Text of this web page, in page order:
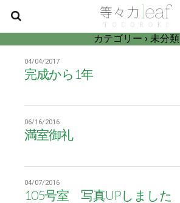
カテゴリー › 未分類
04/04/2017
完成から1年
06/16/2016
満室御礼
04/07/2016
105号室 写真UPしました